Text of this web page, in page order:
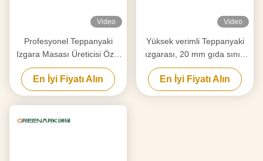
Video
Profesyonel Teppanyaki
Izgara Masası Üreticisi Özel
Yapım Ücretsiz Tasarımla
Güvenilir Hibachi Izgara
Ekipmanı Tedarikçisi
En İyi Fiyatı Alın
Video
Yüksek verimli Teppanyaki
ızgarası, 20 mm gıda sınıfı
alaşımlı çelik tezgahı ve akıllı
ısıtma
En İyi Fiyatı Alın